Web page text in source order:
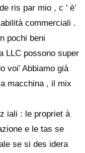
ris par mio , c ' è’
commerciali .
pochi beni
LLC possono super
voi’ Abbiamo già
macchina , il mix
iali : le propriet à
e le tas se
se si des idera